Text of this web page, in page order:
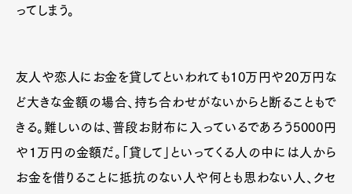
ってしまう。
友人や恋人にお金を貸してといわれても10万円や20万円な
ど大きな金額の場合、持ち合わせがないからと断ることもで
きる。難しいのは、普段お財布に入っているであろう5000円
や１万円の金額だ。「貸して」といってくる人の中には人から
お金を借りることに抵抗のない人や何とも思わない人、クセ